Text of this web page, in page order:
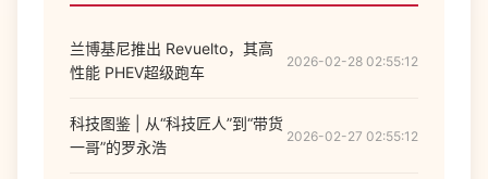
兰博基尼推出 Revuelto，其高
性能 PHEV超级跑车
2026-02-28 02:55:12
科技图鉴 | 从“科技匠人”到“带货
一哥”的罗永浩
2026-02-27 02:55:12